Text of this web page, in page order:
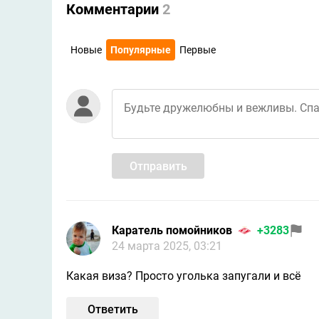
Комментарии 2
Новые Популярные Первые
Отправить
Каратель помойников
+3283
24 марта 2025, 03:21
Какая виза? Просто уголька запугали и всё
Ответить